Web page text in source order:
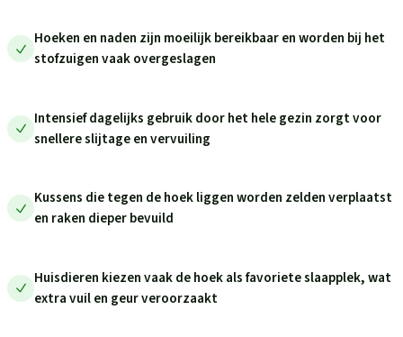
Hoeken en naden zijn moeilijk bereikbaar en worden bij het
stofzuigen vaak overgeslagen
Intensief dagelijks gebruik door het hele gezin zorgt voor
snellere slijtage en vervuiling
Kussens die tegen de hoek liggen worden zelden verplaatst
en raken dieper bevuild
Huisdieren kiezen vaak de hoek als favoriete slaapplek, wat
extra vuil en geur veroorzaakt